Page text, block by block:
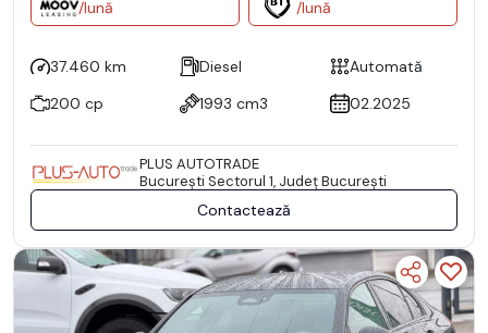
/lună /lună
37.460 km Diesel
Automată
200 cp
1993 cm3 02.2025
PLUS AUTOTRADE
Bucureşti Sectorul 1, Județ București
Contactează